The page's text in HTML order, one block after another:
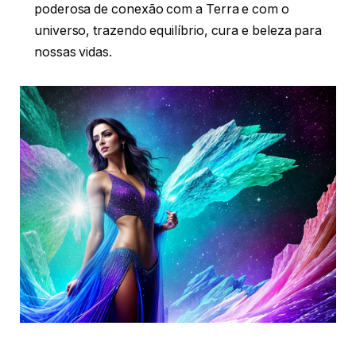
poderosa de conexão com a Terra e com o
universo, trazendo equilíbrio, cura e beleza para
nossas vidas.